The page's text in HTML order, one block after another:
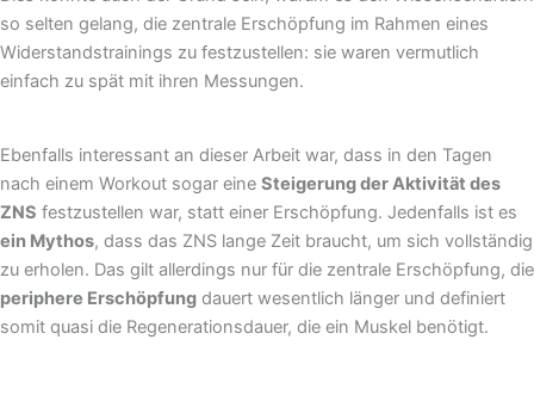
so selten gelang, die zentrale Erschöpfung im Rahmen eines
Widerstandstrainings zu festzustellen: sie waren vermutlich
einfach zu spät mit ihren Messungen.
Ebenfalls interessant an dieser Arbeit war, dass in den Tagen
nach einem Workout sogar eine Steigerung der Aktivität des
ZNS festzustellen war, statt einer Erschöpfung. Jedenfalls ist es
ein Mythos, dass das ZNS lange Zeit braucht, um sich vollständig
zu erholen. Das gilt allerdings nur für die zentrale Erschöpfung, die
periphere Erschöpfung dauert wesentlich länger und definiert
somit quasi die Regenerationsdauer, die ein Muskel benötigt.